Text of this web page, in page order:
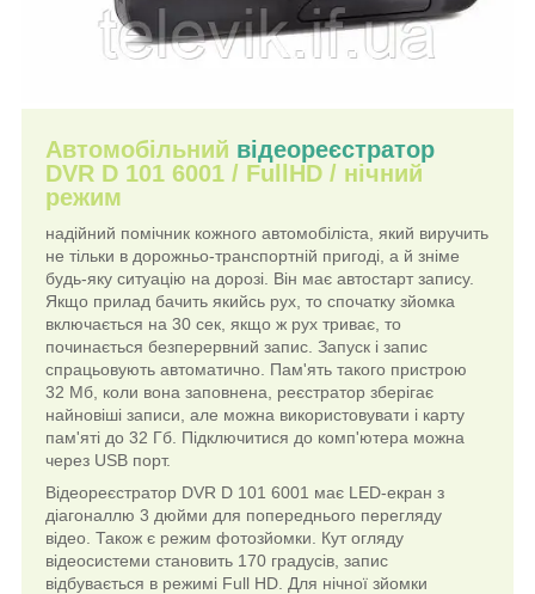
Автомобільний відеореєстратор
DVR D 101 6001 / FullHD / нічний
режим
надійний помічник кожного автомобіліста, який виручить
не тільки в дорожньо-транспортній пригоді, а й зніме
будь-яку ситуацію на дорозі. Він має автостарт запису.
Якщо прилад бачить якийсь рух, то спочатку зйомка
включається на 30 сек, якщо ж рух триває, то
починається безперервний запис. Запуск і запис
спрацьовують автоматично. Пам'ять такого пристрою
32 Мб, коли вона заповнена, реєстратор зберігає
найновіші записи, але можна використовувати і карту
пам'яті до 32 Гб. Підключитися до комп'ютера можна
через USB порт.
Відеореєстратор DVR D 101 6001 має LED-екран з
діагоналлю 3 дюйми для попереднього перегляду
відео. Також є режим фотозйомки. Кут огляду
відеосистеми становить 170 градусів, запис
відбувається в режимі Full HD. Для нічної зйомки